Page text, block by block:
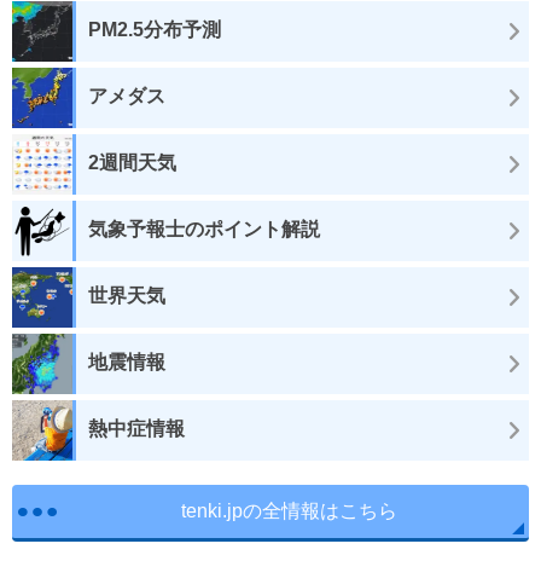
PM2.5分布予測
アメダス
2週間天気
気象予報士のポイント解説
世界天気
地震情報
熱中症情報
tenki.jpの全情報はこちら